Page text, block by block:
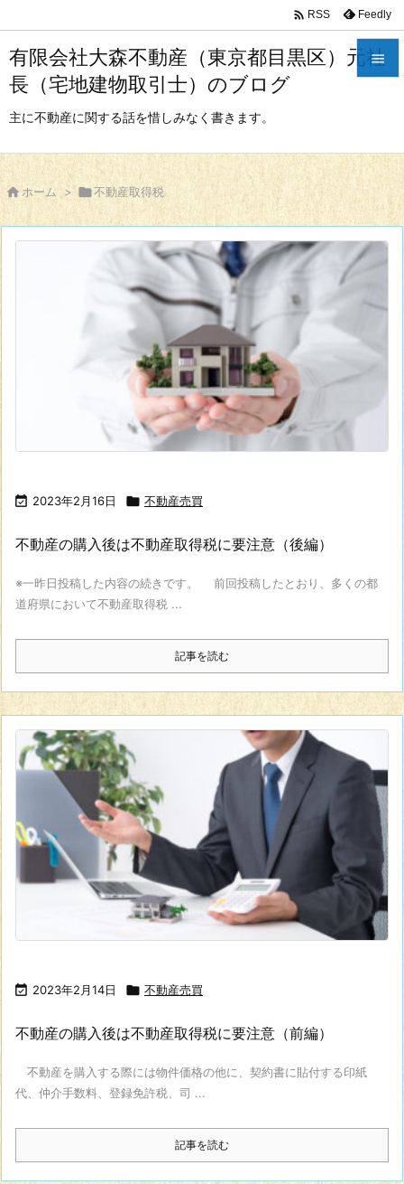
有限会社大森不動産（東京都目黒区）元社
長（宅地建物取引士）のブログ
主に不動産に関する話を惜しみなく書きます。

サイド

前へ

次へ
 RSS Feedly
 ホーム > 不動産取得税
 2023年2月16日  不動産売買
不動産の購入後は不動産取得税に要注意（後編）
※一昨日投稿した内容の続きです。 前回投稿したとおり、多くの都
道府県において不動産取得税 ...
記事を読む
 2023年2月14日  不動産売買
不動産の購入後は不動産取得税に要注意（前編）
不動産を購入する際には物件価格の他に、契約書に貼付する印紙
代、仲介手数料、登録免許税、司 ...
記事を読む